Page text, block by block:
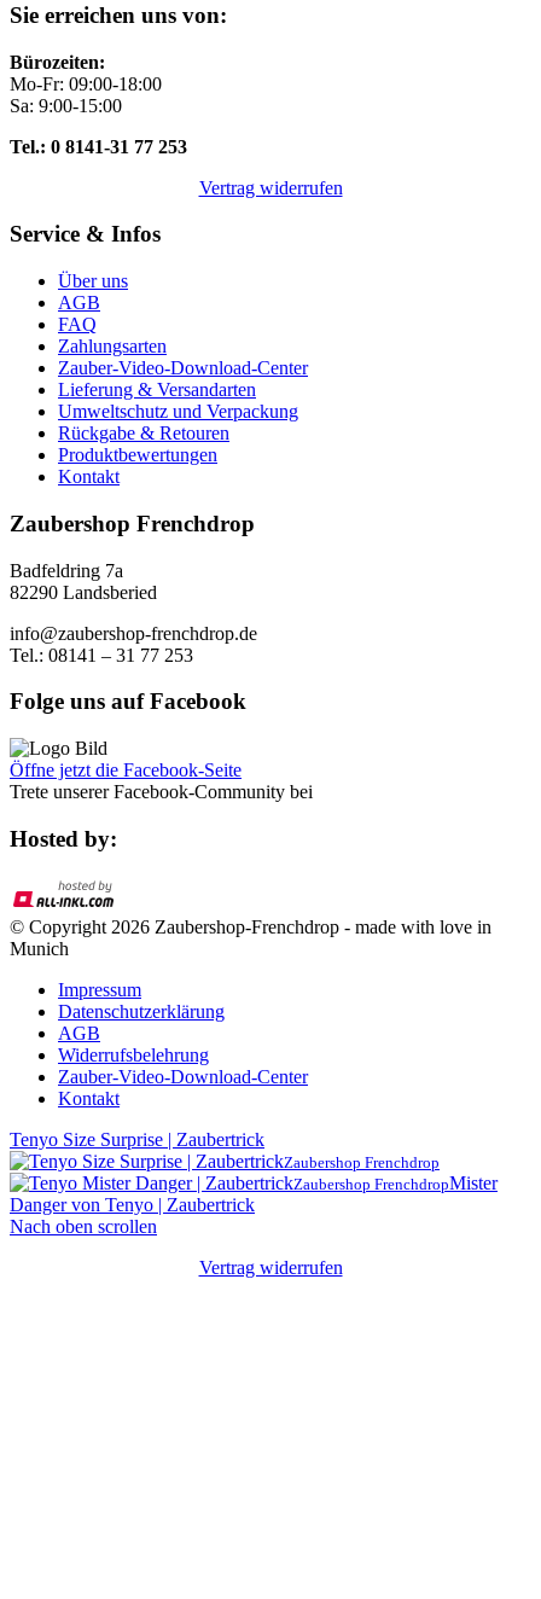
Sie erreichen uns von:
Bürozeiten:
Mo-Fr: 09:00-18:00
Sa: 9:00-15:00
Tel.: 0 8141-31 77 253
Vertrag widerrufen
Service & Infos
Über uns
AGB
FAQ
Zahlungsarten
Zauber-Video-Download-Center
Lieferung & Versandarten
Umweltschutz und Verpackung
Rückgabe & Retouren
Produktbewertungen
Kontakt
Zaubershop Frenchdrop
Badfeldring 7a
82290 Landsberied
info@zaubershop-frenchdrop.de
Tel.: 08141 – 31 77 253
Folge uns auf Facebook
Öffne jetzt die Facebook-Seite
Trete unserer Facebook-Community bei
Hosted by:
© Copyright 2026 Zaubershop-Frenchdrop - made with love in
Munich
Impressum
Datenschutzerklärung
AGB
Widerrufsbelehrung
Zauber-Video-Download-Center
Kontakt
Tenyo Size Surprise | Zaubertrick
Zaubershop Frenchdrop
Zaubershop FrenchdropMister
Danger von Tenyo | Zaubertrick
Nach oben scrollen
Vertrag widerrufen